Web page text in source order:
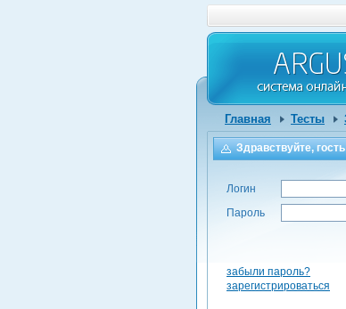
Главная Тесты
Здравствуйте,
Логин
Пароль
забыли пароль?
зарегистрироваться